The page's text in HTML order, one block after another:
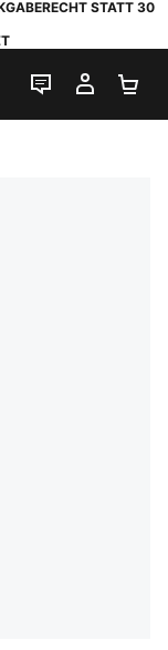
STATT 30
LIVE-CHAT
MEIN